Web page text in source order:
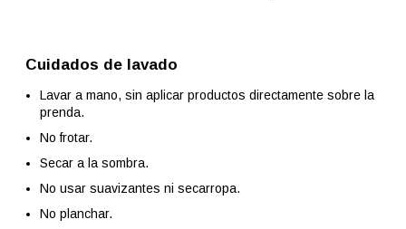
Cuidados de lavado
Lavar a mano, sin aplicar productos directamente sobre la
prenda.
No frotar.
Secar a la sombra.
No usar suavizantes ni secarropa.
No planchar.